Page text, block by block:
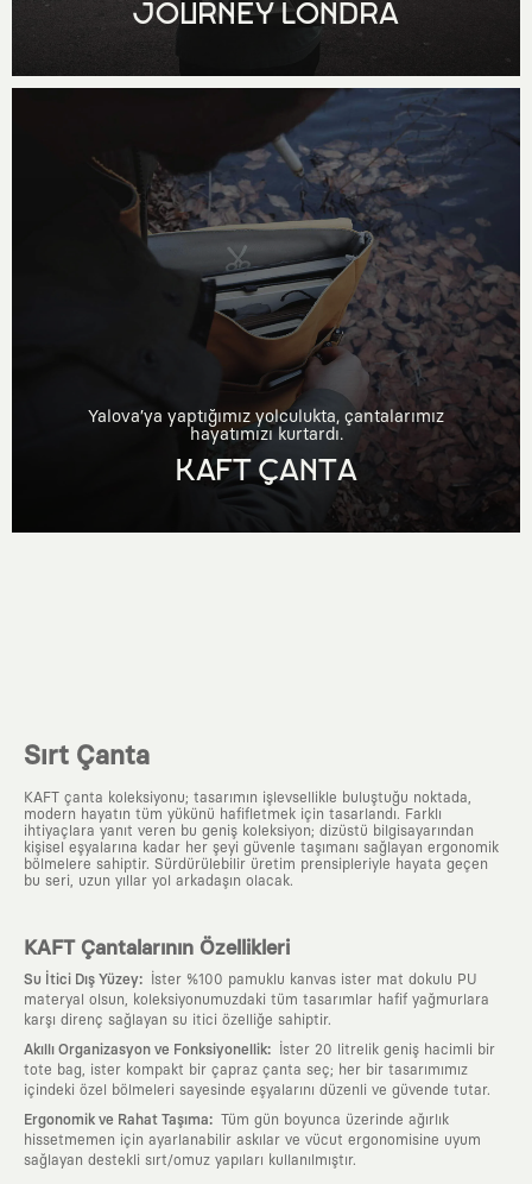
JOURNEY LONDRA
Yalova’ya yaptığımız yolculukta, çantalarımız
hayatımızı kurtardı.
KAFT ÇANTA
Sırt Çanta
KAFT çanta koleksiyonu; tasarımın işlevsellikle buluştuğu noktada,
modern hayatın tüm yükünü hafifletmek için tasarlandı. Farklı
ihtiyaçlara yanıt veren bu geniş koleksiyon; dizüstü bilgisayarından
kişisel eşyalarına kadar her şeyi güvenle taşımanı sağlayan ergonomik
bölmelere sahiptir. Sürdürülebilir üretim prensipleriyle hayata geçen
bu seri, uzun yıllar yol arkadaşın olacak.
KAFT Çantalarının Özellikleri
Su İtici Dış Yüzey:
İster %100 pamuklu kanvas ister mat dokulu PU
materyal olsun, koleksiyonumuzdaki tüm tasarımlar hafif yağmurlara
karşı direnç sağlayan su itici özelliğe sahiptir.
Akıllı Organizasyon ve Fonksiyonellik:
İster 20 litrelik geniş hacimli bir
tote bag, ister kompakt bir çapraz çanta seç; her bir tasarımımız
içindeki özel bölmeleri sayesinde eşyalarını düzenli ve güvende tutar.
Ergonomik ve Rahat Taşıma: Tüm gün boyunca üzerinde ağırlık
hissetmemen için ayarlanabilir askılar ve vücut ergonomisine uyum
sağlayan destekli sırt/omuz yapıları kullanılmıştır.